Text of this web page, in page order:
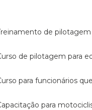
treinamento de
curso de pilotagem para
curso para funcionários
capacitação para